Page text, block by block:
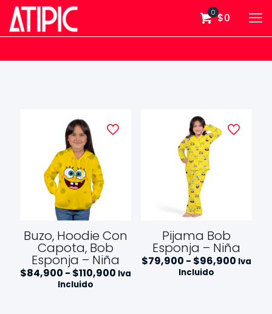
0 $0
Buzo, Hoodie Con
Capota, Bob
Esponja – Niña
$84,900 - $110,900 Rango
Iva
Incluido
Pijama Bob
Esponja – Niña
$79,900 - $96,900Rango
Iva
Incluido